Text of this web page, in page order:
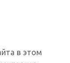
в этом